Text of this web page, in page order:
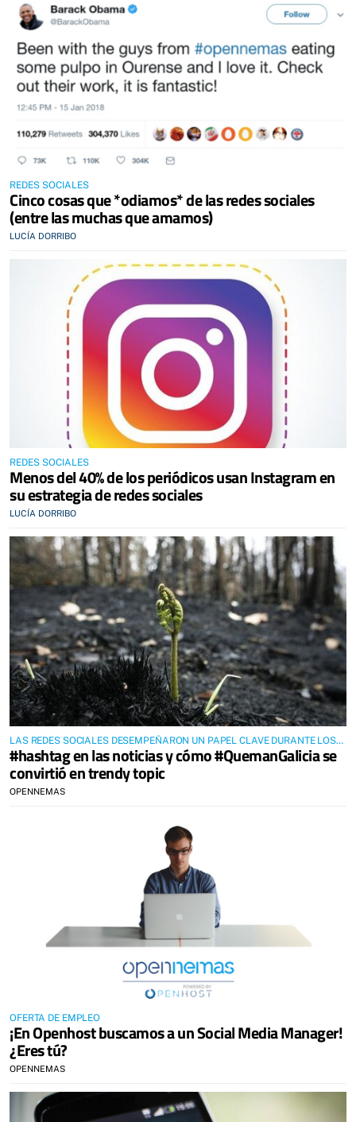
REDES SOCIALES
Cinco cosas que *odiamos* de las redes sociales
(entre las muchas que amamos)
LUCÍA DORRIBO
REDES SOCIALES
Menos del 40% de los periódicos usan Instagram en
su estrategia de redes sociales
LUCÍA DORRIBO
LAS REDES SOCIALES DESEMPEÑARON UN PAPEL CLAVE DURANTE LOS
INCENDIOS DEL 15 DE OCTUBRE
#hashtag en las noticias y cómo #QuemanGalicia se
convirtió en trendy topic
OPENNEMAS
OFERTA DE EMPLEO
¡En Openhost buscamos a un Social Media Manager!
¿Eres tú?
OPENNEMAS